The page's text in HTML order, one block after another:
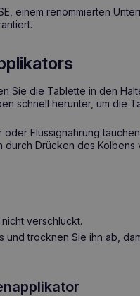
einem renommierten
Sie die Tablette in den
schnell herunter, um die
Flüssignahrung
Drücken des Kolbens
verschluckt.
und trocknen Sie ihn ab,